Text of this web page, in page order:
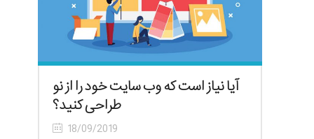
آیا نیاز است که وب سایت خود را از نو
طراحی کنید؟
18/09/2019